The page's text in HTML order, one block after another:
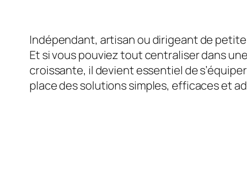
Indépendant, artisan ou dirigeant de
Et si vous pouviez tout centraliser dans
croissante, il devient essentiel de
place des solutions simples, efficaces et